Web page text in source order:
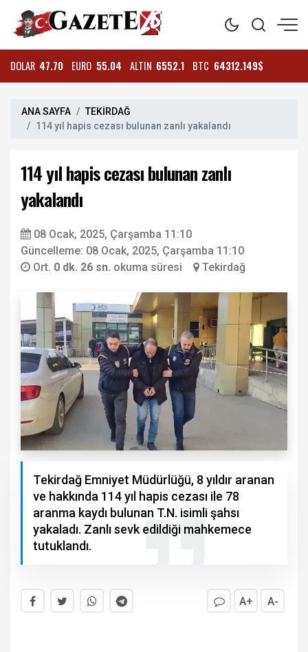
DOLAR 47.70 EURO 55.04 ALTIN 6552.1 BTC 64312.149$
ANA SAYFA
TEKİRDAĞ
114 yıl hapis cezası bulunan zanlı yakalandı
114 yıl hapis cezası bulunan zanlı
yakalandı
08 Ocak, 2025, Çarşamba 11:10
Güncelleme: 08 Ocak, 2025, Çarşamba 11:10
Ort. 0 dk. 26 sn. okuma süresi Tekirdağ
Tekirdağ Emniyet Müdürlüğü, 8 yıldır aranan
ve hakkında 114 yıl hapis cezası ile 78
aranma kaydı bulunan T.N. isimli şahsı
yakaladı. Zanlı sevk edildiği mahkemece
tutuklandı.
A+ A-